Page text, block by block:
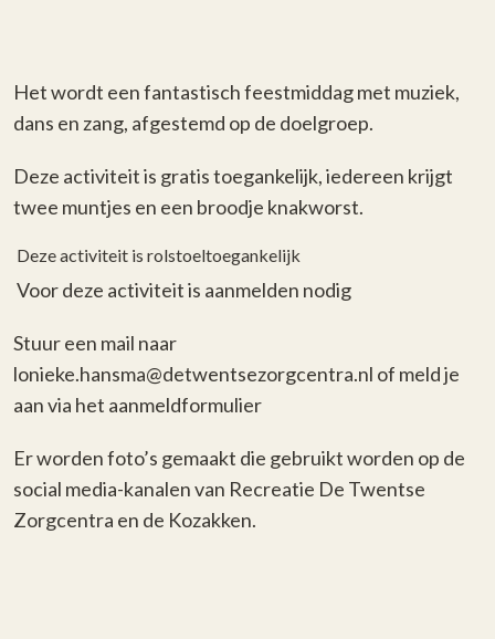
Het wordt een fantastisch feestmiddag met muziek,
dans en zang, afgestemd op de doelgroep.
Deze activiteit is gratis toegankelijk, iedereen krijgt
twee muntjes en een broodje knakworst.
Deze activiteit is rolstoeltoegankelijk
Voor deze activiteit is aanmelden nodig
Stuur een mail naar
lonieke.hansma@detwentsezorgcentra.nl of meld je
aan via het aanmeldformulier
Er worden foto’s gemaakt die gebruikt worden op de
social media-kanalen van Recreatie De Twentse
Zorgcentra en de Kozakken.